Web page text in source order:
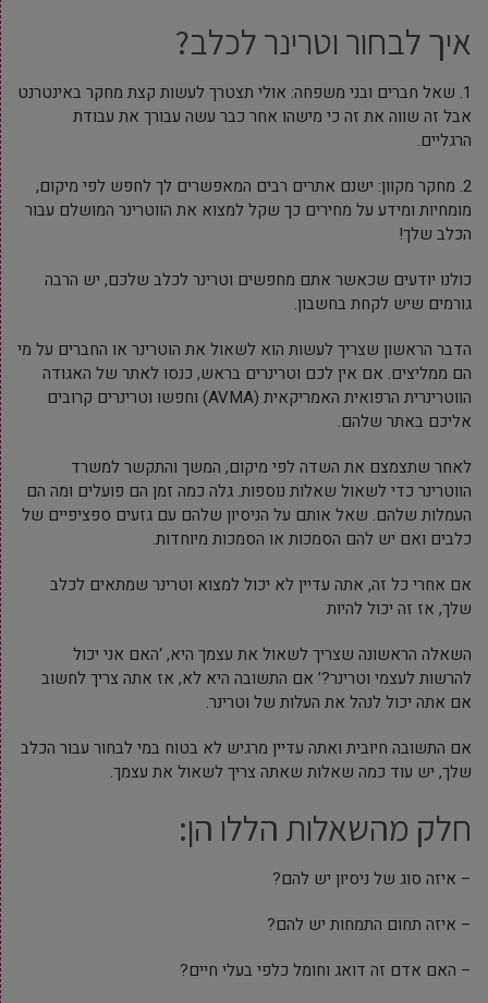
איך לבחור וטרינר לכלב?
1. שאל חברים ובני משפחה: אולי תצטרך לעשות קצת מחקר באינטרנט
אבל זה שווה את זה כי מישהו אחר כבר עשה עבורך את עבודת
הרגליים.
2. מחקר מקוון: ישנם אתרים רבים המאפשרים לך לחפש לפי מיקום,
מומחיות ומידע על מחירים כך שקל למצוא את הווטרינר המושלם עבור
הכלב שלך!
כולנו יודעים שכאשר אתם מחפשים וטרינר לכלב שלכם, יש הרבה
גורמים שיש לקחת בחשבון.
הדבר הראשון שצריך לעשות הוא לשאול את הוטרינר או החברים על מי
הם ממליצים. אם אין לכם וטרינרים בראש, כנסו לאתר של האגודה
הווטרינרית הרפואית האמריקאית (AVMA) וחפשו וטרינרים קרובים
אליכם באתר שלהם.
לאחר שתצמצם את השדה לפי מיקום, המשך והתקשר למשרד
הווטרינר כדי לשאול שאלות נוספות. גלה כמה זמן הם פועלים ומה הם
העמלות שלהם. שאל אותם על הניסיון שלהם עם גזעים ספציפיים של
כלבים ואם יש להם הסמכות או הסמכות מיוחדות.
אם אחרי כל זה, אתה עדיין לא יכול למצוא וטרינר שמתאים לכלב
שלך, אז זה יכול להיות
השאלה הראשונה שצריך לשאול את עצמך היא, ‘האם אני יכול
להרשות לעצמי וטרינר?’ אם התשובה היא לא, אז אתה צריך לחשוב
אם אתה יכול לנהל את העלות של וטרינר.
אם התשובה חיובית ואתה עדיין מרגיש לא בטוח במי לבחור עבור הכלב
שלך, יש עוד כמה שאלות שאתה צריך לשאול את עצמך.
חלק מהשאלות הללו הן:
– איזה סוג של ניסיון יש להם?
– איזה תחום התמחות יש להם?
– האם אדם זה דואג וחומל כלפי בעלי חיים?